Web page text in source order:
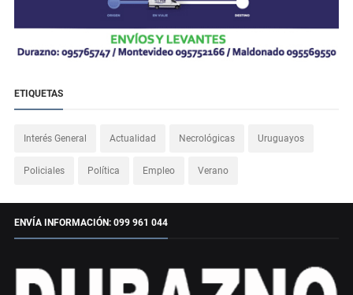
ETIQUETAS
Interés General Actualidad Necrológicas Uruguayos
Policiales Política Empleo Verano
ENVÍA INFORMACIÓN: 099 961 044